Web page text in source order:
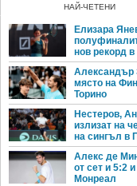
НАЙ-ЧЕТЕНИ
Елизара
нов рекорд в
Александър
място на
Торино
Нестеров,
излизат на
на сингъл в
Алекс де
от сет и 5:2
Монреал